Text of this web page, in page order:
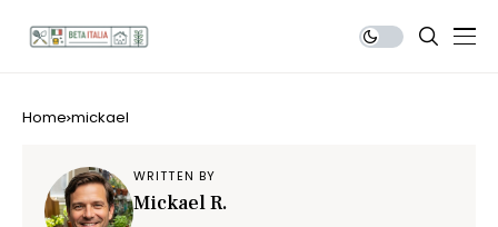
Home mickael
WRITTEN BY
Mickael R.